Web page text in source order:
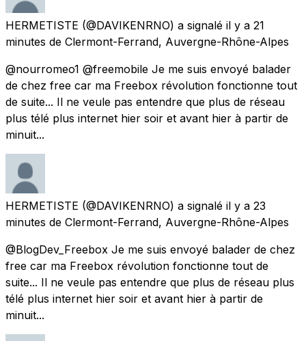
HERMETISTE (@DAVIKENRNO) a signalé il y a 21
minutes de Clermont-Ferrand, Auvergne-Rhône-Alpes
@nourromeo1 @freemobile Je me suis envoyé balader
de chez free car ma Freebox révolution fonctionne tout
de suite... Il ne veule pas entendre que plus de réseau
plus télé plus internet hier soir et avant hier à partir de
minuit...
HERMETISTE (@DAVIKENRNO) a signalé il y a 23
minutes de Clermont-Ferrand, Auvergne-Rhône-Alpes
@BlogDev_Freebox Je me suis envoyé balader de chez
free car ma Freebox révolution fonctionne tout de
suite... Il ne veule pas entendre que plus de réseau plus
télé plus internet hier soir et avant hier à partir de
minuit...